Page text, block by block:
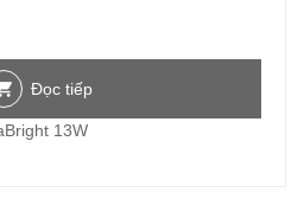
Đọc tiếp
13W